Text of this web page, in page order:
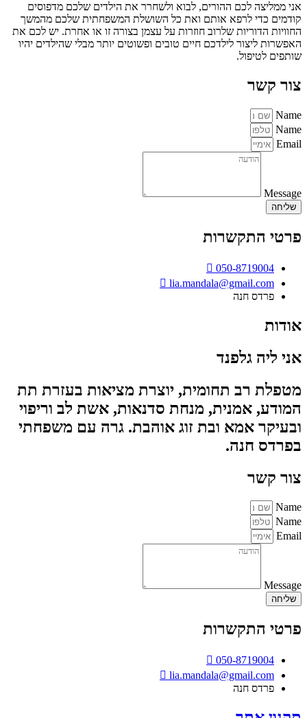
אני ממליצה לכם ההורים, לבוא ולשחרר את הילדים שלכם מדפוסים
קודמים כדי לרפא אותם ואת כל השושלת המשפחתית שלכם מהמשך
החוויות הדוריות שלרוב חוזרות על עצמן בצורה זו או אחרת. יש לכם את
האפשרות ליצור לילדכם חיים טובים ופשוטים יותר מבלי שהילדים יהיו
שותפים לטיפול.
צור קשר
Name
Name
Email
Message
שליחה
פרטי התקשרות
050-8719004
lia.mandala@gmail.com
פרדס חנה
אודות
אני ליה גלפנד
מטפלת רב תחומית, יוצרת מציאות בעזרת תת
המודע, אמנית, מנחת סדנאות, אשת לב וריפוי
ובעיקר אמא ובת זוג אוהבת. גרה עם משפחתי
בפרדס חנה.
צור קשר
Name
Name
Email
Message
שליחה
פרטי התקשרות
050-8719004
lia.mandala@gmail.com
פרדס חנה